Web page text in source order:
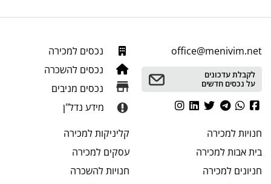
office@menivim.net
לקבלת עדכונים
על נכסים חדשים
נכסים למכירה
נכסים להשכרה
נכסים מניבים
מידע נדל"ן
חנויותלמכירה
בית אבותלמכירה
חניונים למכירה
קליניקותלמכירה
עסקים למכירה
חנויותלהשכרה